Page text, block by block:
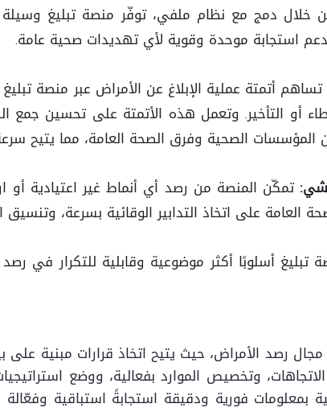
خلال دمج مع نظام ملفي، توفّر منصة تبليغ وسيلة
استجابة موحدة وقوية لأي تهديدات صحية عامة.
تساهم أتمتة عملية الإبلاغ عن الأمراض عبر منصة
أو التأخير. وتعمل هذه الأتمتة على تحسين جمع
الصحية وفرق الصحة العامة، مما يتيح سرعة
تمكّن المنصة من رصد أي أنماط غير اعتيادية
على اتخاذ التدابير الوقائية بسرعة، وتنسيق
تبليغ أسلوبًا أكثر موضوعية وقابلية للتكرار في
رصد الأمراض، حيث يتيح اتخاذ قرارات مبنية
وتخصيص الموارد بفعالية، ووضع
بمعلومات فورية ودقيقة استجابةً استباقية